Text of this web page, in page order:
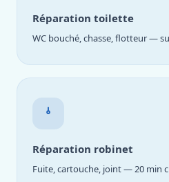
Réparation toilette
WC bouché, chasse, flotteur —
Réparation robinet
Fuite, cartouche, joint — 20 min